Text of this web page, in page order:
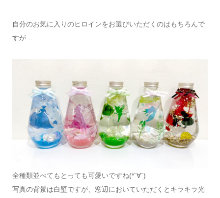
自分のお気に入りのヒロインをお選びいただくのはもちろんで
すが…
全種類並べてもとっても可愛いですね(*´∀`)
写真の背景は白壁ですが、窓辺においていただくとキラキラ光